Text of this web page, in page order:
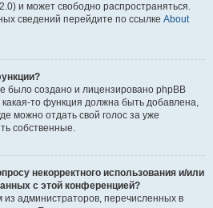
и может свободно распространяться.
сведений перейдите по ссылке About
было создано и лицензировано phpBB
то функция должна быть добавлена,
можно отдать свой голос за уже
собственные.
некорректного использования и/или
с этой конференцией?
администраторов, перечисленных в